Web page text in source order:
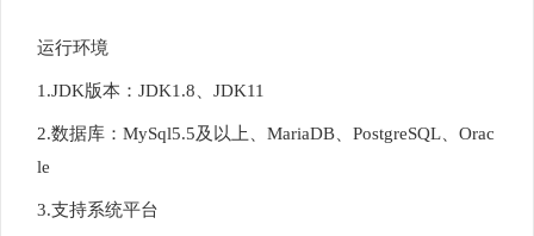
运行环境
1.JDK版本：JDK1.8、JDK11
2.数据库：MySql5.5及以上、MariaDB、PostgreSQL、Orac
le
3.支持系统平台